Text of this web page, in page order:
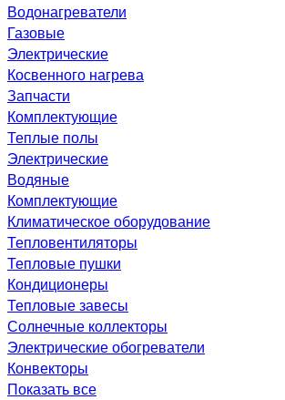
Водонагреватели
Газовые
Электрические
Косвенного нагрева
Запчасти
Комплектующие
Теплые полы
Электрические
Водяные
Комплектующие
Климатическое оборудование
Тепловентиляторы
Тепловые пушки
Кондиционеры
Тепловые завесы
Солнечные коллекторы
Электрические обогреватели
Конвекторы
Показать все